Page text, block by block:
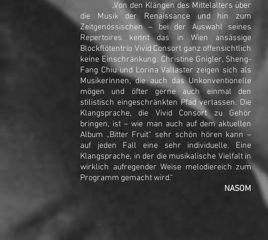
„Von den Klängen des Mittelalters über
die Musik der Renaissance und hin zum
Zeitgenössischen – bei der Auswahl seines
Repertoires kennt das in Wien ansässige
Blockflötentrio Vivid Consort ganz offensichtlich
keine Einschränkung. Christine Gnigler, Sheng-
Fang Chiu und Lorina Vallaster zeigen sich als
Musikerinnen, die auch das Unkonventionelle
mögen und öfter gerne auch einmal den
stilistisch eingeschränkten Pfad verlassen. Die
Klangsprache, die Vivid Consort zu Gehör
bringen, ist – wie man auch auf dem aktuellen
Album „Bitter Fruit“ sehr schön hören kann –
auf jeden Fall eine sehr individuelle. Eine
Klangsprache, in der die musikalische Vielfalt in
wirklich aufregender Weise melodiereich zum
Programm gemacht wird.“
NASOM